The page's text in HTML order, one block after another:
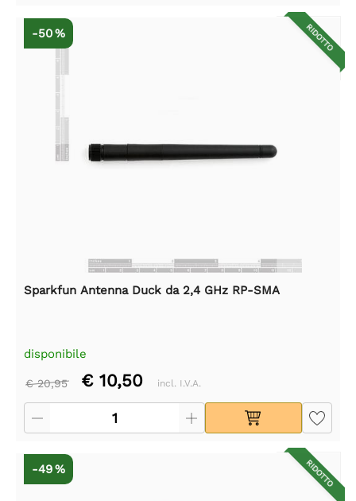
RIDOTTO
-50 %
Sparkfun Antenna Duck da 2,4 GHz RP-SMA
disponibile
€ 20,95 € 10,50 incl. I.V.A.
RIDOTTO
-49 %